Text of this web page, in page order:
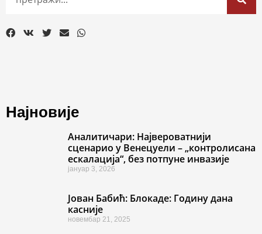
Најновије
Аналитичари: Највероватнији
сценарио у Венецуели – „контролисана
ескалација“, без потпуне инвазије
јануар 3, 2026
Јован Бабић: Блокаде: Годину дана
касније
новембар 21, 2025